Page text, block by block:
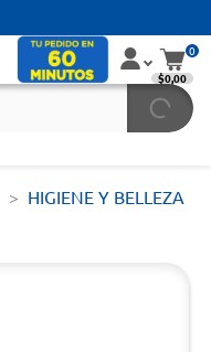
0
$0,00
HIGIENE Y BELLEZA